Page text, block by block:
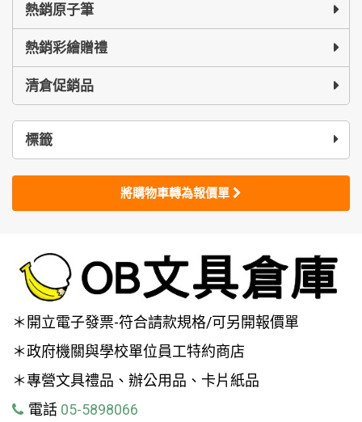
熱銷原子筆
熱銷彩繪贈禮
清倉促銷品
標籤
將購物車轉為報價單
＊開立電子發票-符合請款規格/可另開報價單
＊政府機關與學校單位員工特約商店
＊專營文具禮品、辦公用品、卡片紙品
電話 05-5898066